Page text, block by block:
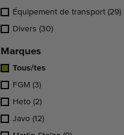
Équipement de transport (29)
Divers (30)
Marques
Tous/tes
FGM (3)
Heto (2)
Javo (12)